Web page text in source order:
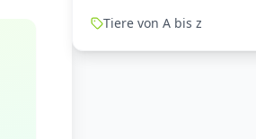
Tiere von A bis z